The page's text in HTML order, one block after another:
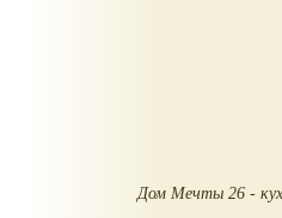
Дом Мечты 26 -